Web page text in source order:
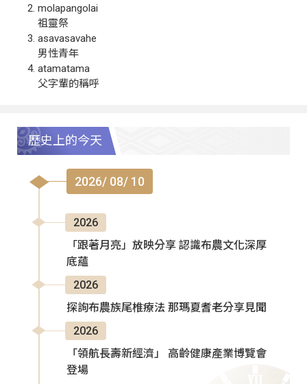
molapangolai
祖靈祭
asavasavahe
男性青年
atamatama
父字輩的稱呼
歷史上的今天
2026/ 08/ 10
2026
「跟著月亮」放映分享 認識布農文化深厚
底蘊
2026
探詢布農族尾椎療法 那瑪夏耆老分享見聞
2026
「領航長壽新經濟」 高齡健康產業博覽會
登場